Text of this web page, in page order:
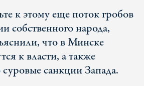
к этому еще поток гробов
собственного народа,
что в Минске
к власти, а также
санкции Запада.